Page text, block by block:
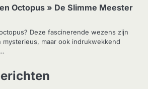
Octopus » De Slimme Meester
Deze fascinerende wezens zijn
mysterieus, maar ook indrukwekkend